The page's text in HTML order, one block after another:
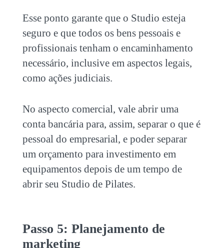
Esse ponto garante que o Studio esteja
seguro e que todos os bens pessoais e
profissionais tenham o encaminhamento
necessário, inclusive em aspectos legais,
como ações judiciais.
No aspecto comercial, vale abrir uma
conta bancária para, assim, separar o que é
pessoal do empresarial, e poder separar
um orçamento para investimento em
equipamentos depois de um tempo de
abrir seu Studio de Pilates.
Passo 5: Planejamento de
marketing